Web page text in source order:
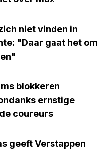
niet vinden in
"Daar gaat het om
blokkeren
ernstige
coureurs
geeft Verstappen